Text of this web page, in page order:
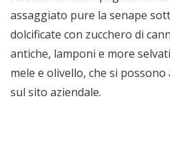
assaggiato pure la senape
dolcificate con zucchero di
antiche, lamponi e more
mele e olivello, che si
sul sito aziendale.